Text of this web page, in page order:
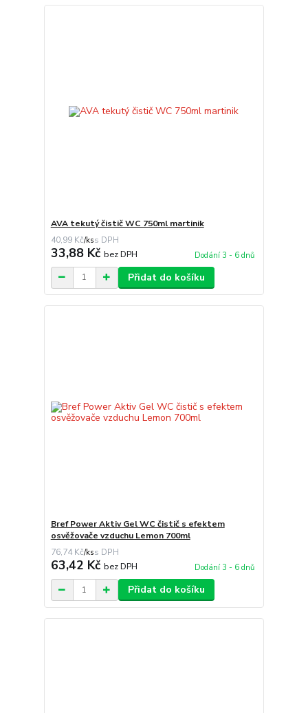
AVA tekutý čistič WC 750ml martinik
40,99 Kč/ks
33,88 Kč bez DPH Dodání 3 - 6 dnů
Přidat do košíku
Bref Power Aktiv Gel WC čistič s efektem
osvěžovače vzduchu Lemon 700ml
76,74 Kč/ks
63,42 Kč bez DPH Dodání 3 - 6 dnů
Přidat do košíku